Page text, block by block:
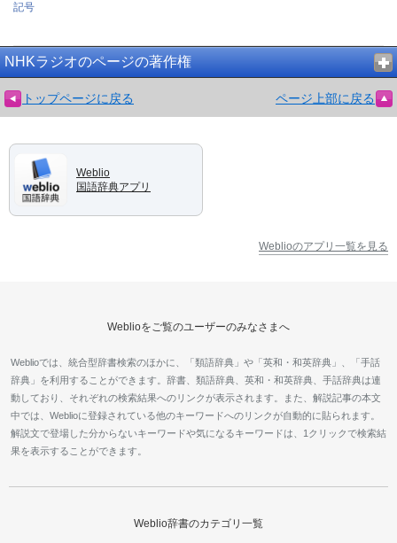
記号
NHKラジオのページの著作権
トップページに戻る ページ上部に戻る
Weblio
国語辞典アプリ
Weblioのアプリ一覧を見る
Weblioをご覧のユーザーのみなさまへ
Weblioでは、統合型辞書検索のほかに、「類語辞典」や「英和・和英辞典」、「手話
辞典」を利用することができます。辞書、類語辞典、英和・和英辞典、手話辞典は連
動しており、それぞれの検索結果へのリンクが表示されます。また、解説記事の本文
中では、Weblioに登録されている他のキーワードへのリンクが自動的に貼られます。
解説文で登場した分からないキーワードや気になるキーワードは、1クリックで検索結
果を表示することができます。
Weblio辞書のカテゴリ一覧